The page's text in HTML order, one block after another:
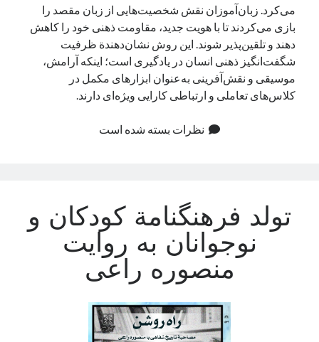
می‌کرد. زبان‌آموزان نقش شخصیت‌هایی از زبان مقصد را
بازی می‌کردند تا با هویت جدید، مقاومت ذهنی خود را کاهش
دهند و تلقین‌پذیر شوند. این روش نشان‌دهندة ظرفیت
شگفت‌انگیز ذهنی انسان در یادگیری است؛ اینکه آرامش،
موسیقی و نقش‌آفرینی به‌عنوان ابزارهای مکمل در
کلاس‌های تعاملی و ارتباطی کارایی ویژه‌ای دارند.
نظرات بسته شده است
تولد فرهنگنامة کودکان و
نوجوانان به روایت
منصوره راعی